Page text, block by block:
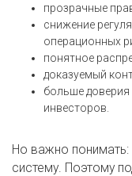
прозрачные
снижение
операционных
понятное
доказуемый
больше доверия
инвесторов.
Но важно понимать:
систему. Поэтому